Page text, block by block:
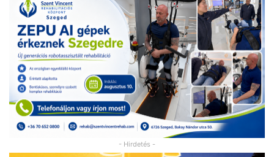
- Hirdetés -